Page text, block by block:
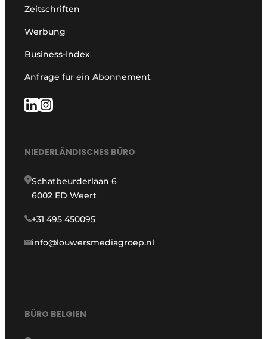
Zeitschriften
Werbung
Business-Index
Anfrage für ein Abonnement
NIEDERLÄNDISCHES BÜRO
Schatbeurderlaan 6
6002 ED Weert
+31 495 450095
info@louwersmediagroep.nl
BÜRO BELGIEN